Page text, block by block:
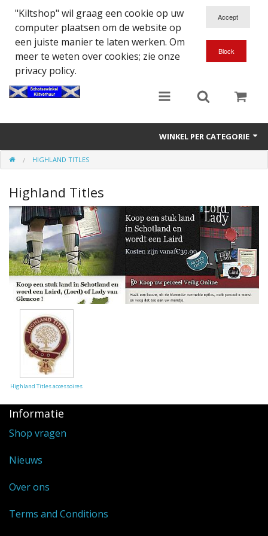
"Kiltshop" wil graag een cookie op uw
computer plaatsen om de website op
een juiste manier te laten werken. Om
meer te weten over cookies; zie onze
privacy policy.
WINKEL PER CATEGORIE
Accessoires
Doedelzakspeler
Eten en Drinken
Kilt - Kleding
Highland Titles
Verhuur
AFGEPRIJST - UITVERKOOP
HIGHLAND TITLES
Highland Titles
Highland Titles accessoires
Informatie
Shop vragen
Nieuws
Over ons
Terms and Conditions